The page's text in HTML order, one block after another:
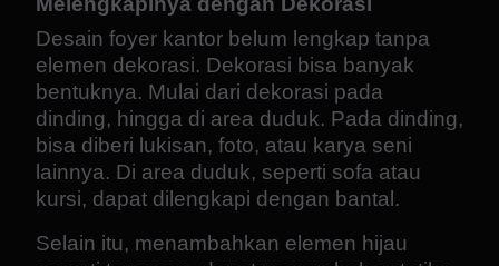
Desain foyer kantor belum lengkap tanpa
elemen dekorasi. Dekorasi bisa banyak
bentuknya. Mulai dari dekorasi pada
dinding, hingga di area duduk. Pada dinding,
bisa diberi lukisan, foto, atau karya seni
lainnya. Di area duduk, seperti sofa atau
kursi, dapat dilengkapi dengan bantal.
Selain itu, menambahkan elemen hijau